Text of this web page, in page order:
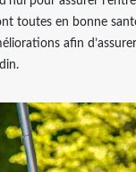
toutes en bonne
afin